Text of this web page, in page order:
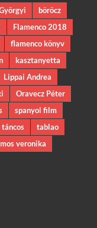
böröcz
Flamenco 2018
flamenco könyv
kasztanyetta
Lippai Andrea
Oravecz Péter
spanyol film
táncos
tablao
veronika